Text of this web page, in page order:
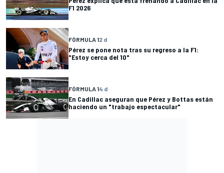
F1 2026
FÓRMULA 12 d
Pérez se pone nota tras su regreso a la F1:
"Estoy cerca del 10"
FÓRMULA 14 d
En Cadillac aseguran que Pérez y Bottas están
haciendo un "trabajo espectacular"